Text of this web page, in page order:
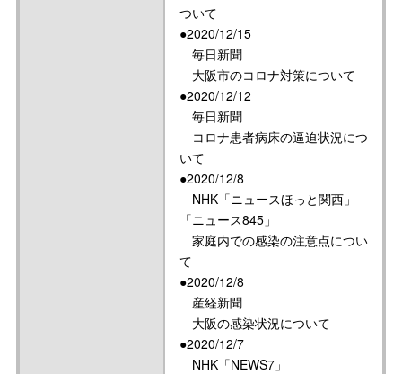
ついて
●2020/12/15
毎日新聞
大阪市のコロナ対策について
●2020/12/12
毎日新聞
コロナ患者病床の逼迫状況につ
いて
●2020/12/8
NHK「ニュースほっと関西」
「ニュース845」
家庭内での感染の注意点につい
て
●2020/12/8
産経新聞
大阪の感染状況について
●2020/12/7
NHK「NEWS7」